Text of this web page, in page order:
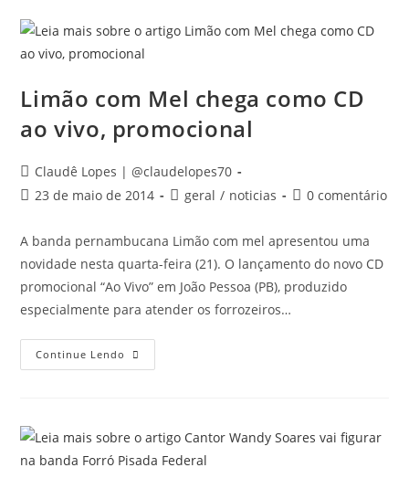
Limão com Mel chega como CD
ao vivo, promocional
Claudê Lopes | @claudelopes70
23 de maio de 2014
geral / noticias 0 comentário
A banda pernambucana Limão com mel apresentou uma
novidade nesta quarta-feira (21). O lançamento do novo CD
promocional “Ao Vivo” em João Pessoa (PB), produzido
especialmente para atender os forrozeiros…
Continue Lendo